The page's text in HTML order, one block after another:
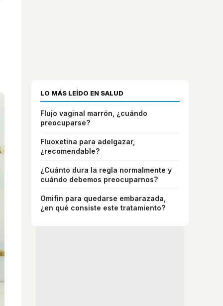
LO MÁS LEÍDO EN SALUD
Flujo vaginal marrón, ¿cuándo
preocuparse?
Fluoxetina para adelgazar,
¿recomendable?
¿Cuánto dura la regla normalmente y
cuándo debemos preocuparnos?
Omifin para quedarse embarazada,
¿en qué consiste este tratamiento?